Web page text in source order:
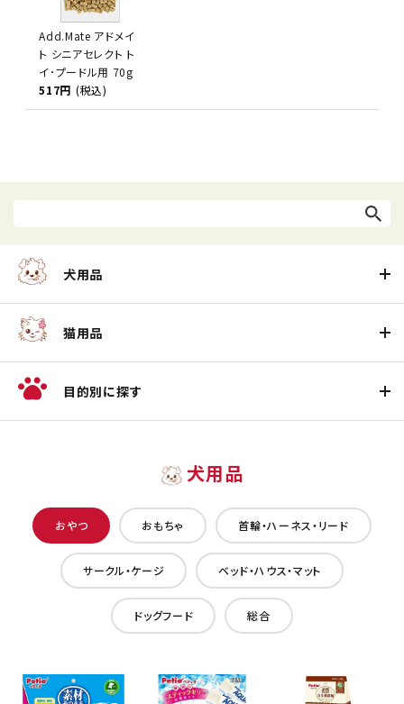
Add.Mate アドメイ
ト シニアセレクト ト
イ･プードル用 70g
517円 (税込)
犬用品
猫用品
目的別に探す
犬用品
おやつ おもちゃ 首輪・ハーネス・リード
サークル・ケージ ベッド・ハウス・マット
ドッグフード 総合